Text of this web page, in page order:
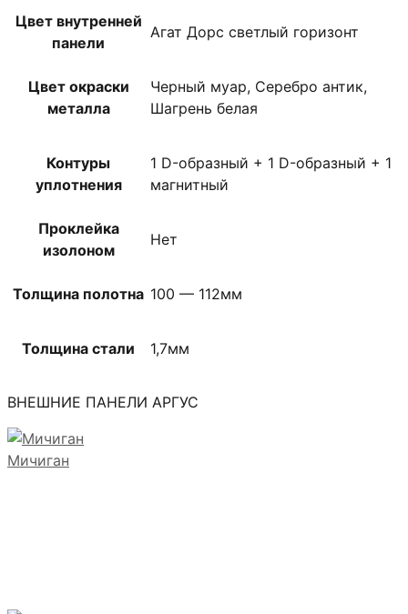
Цвет внутренней
панели
Агат Дорс светлый горизонт
Цвет окраски
металла
Черный муар, Серебро антик,
Шагрень белая
Контуры
уплотнения
1 D-образный + 1 D-образный + 1
магнитный
Проклейка
изолоном
Нет
Толщина полотна 100 — 112мм
Толщина стали 1,7мм
ВНЕШНИЕ ПАНЕЛИ АРГУС
Мичиган